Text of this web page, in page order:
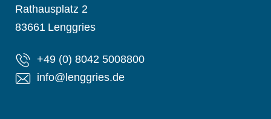
Rathausplatz 2
83661 Lenggries
+49 (0) 8042 5008800
info@lenggries.de